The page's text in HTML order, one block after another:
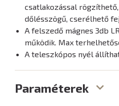
csatlakozással
dőlésszögű, cserélhető fej.
A felszedő mágnes 3db
működik. Max
A teleszkópos nyél
Paraméterek